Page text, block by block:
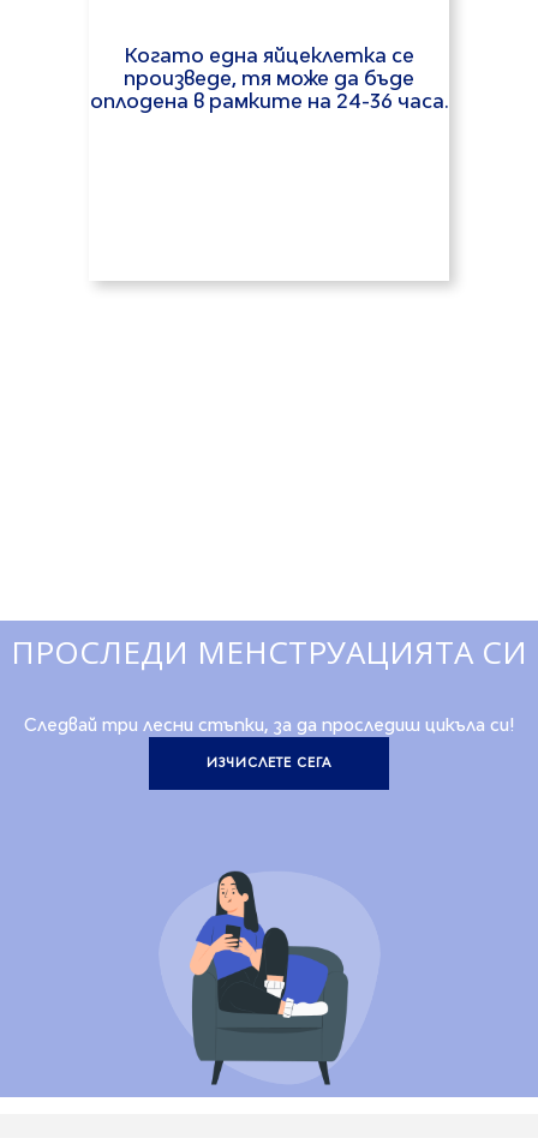
Когато една яйцеклетка се
произведе, тя може да бъде
оплодена в рамките на 24-36 часа.
ПРОСЛЕДИ МЕНСТРУАЦИЯТА СИ
Следвай три лесни стъпки, за да проследиш цикъла си!
ИЗЧИСЛЕТЕ СЕГА